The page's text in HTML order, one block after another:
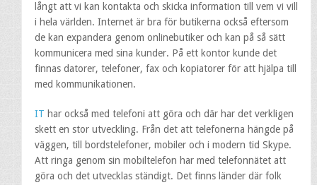
långt att vi kan kontakta och skicka information till vem vi vill
i hela världen. Internet är bra för butikerna också eftersom
de kan expandera genom onlinebutiker och kan på så sätt
kommunicera med sina kunder. På ett kontor kunde det
finnas datorer, telefoner, fax och kopiatorer för att hjälpa till
med kommunikationen.
IT har också med telefoni att göra och där har det verkligen
skett en stor utveckling. Från det att telefonerna hängde på
väggen, till bordstelefoner, mobiler och i modern tid Skype.
Att ringa genom sin mobiltelefon har med telefonnätet att
göra och det utvecklas ständigt. Det finns länder där folk